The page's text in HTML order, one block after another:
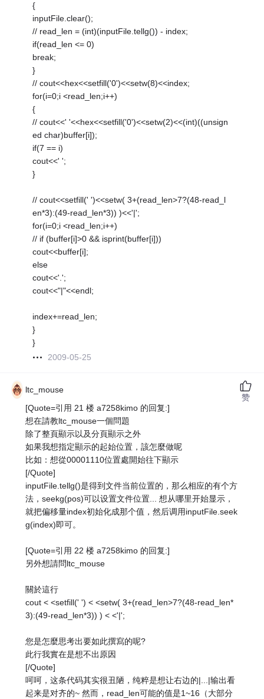
{
inputFile.clear();
// read_len = (int)(inputFile.tellg()) - index;
if(read_len <= 0)
break;
}
// cout<<hex<<setfill('0')<<setw(8)<<index;
for(i=0;i <read_len;i++)
{
// cout<<' '<<hex<<setfill('0')<<setw(2)<<(int)((unsign
ed char)buffer[i]);
if(7 == i)
cout<<' ';
}
// cout<<setfill(' ')<<setw( 3+(read_len>7?(48-read_l
en*3):(49-read_len*3)) )<<'|';
for(i=0;i <read_len;i++)
// if (buffer[i]>0 && isprint(buffer[i]))
cout<<buffer[i];
else
cout<<'.';
cout<<"|"<<endl;
index+=read_len;
}
}
2009-05-25
ltc_mouse
[Quote=引用 21 楼 a7258kimo 的回复:]
想在請教ltc_mouse一個問題
除了整頁顯示以及分頁顯示之外
如果我想指定顯示的起始位置，該怎麼做呢
比如：想從00001110位置處開始往下顯示
[/Quote]
inputFile.tellg()是得到文件当前位置的，那么相应的有个方
法，seekg(pos)可以设置文件位置... 想从哪里开始显示，
就把偏移量index初始化成那个值，然后调用inputFile.seek
g(index)即可。
[Quote=引用 22 楼 a7258kimo 的回复:]
另外想請問ltc_mouse
關於這行
cout < <setfill(' ') < <setw( 3+(read_len>7?(48-read_len*
3):(49-read_len*3)) ) < <'|';
您是怎麼思考出要如此撰寫的呢?
此行我實在是想不出原因
[/Quote]
呵呵，这条代码其实很丑陋，纯粹是想让右边的|...|输出看
起来是对齐的~ 然而，read_len可能的值是1~16（大部分
赞